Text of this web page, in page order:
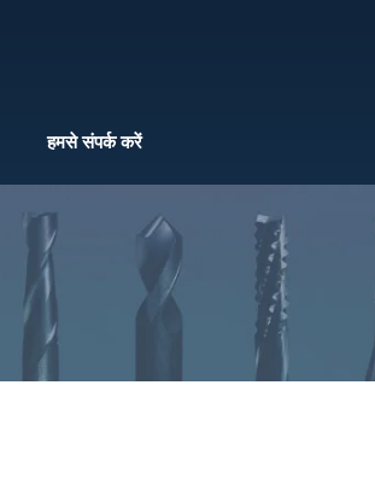
हमसे संपर्क करें